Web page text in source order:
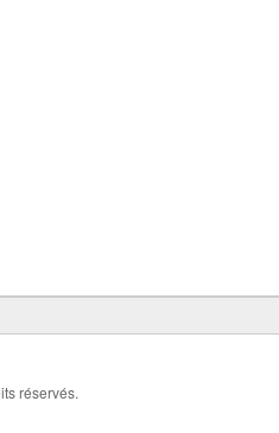
réservés.